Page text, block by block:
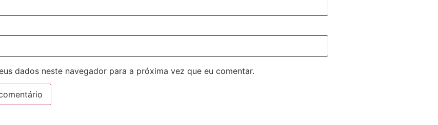
dados neste navegador para a próxima vez que eu comentar.